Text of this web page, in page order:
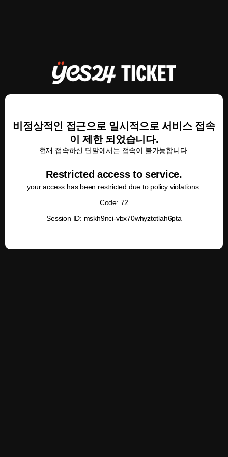
비정상적인 접근으로 일시적으로 서비스 접속
이 제한 되었습니다.
현재 접속하신 단말에서는 접속이 불가능합니다.
Restricted access to service.
your access has been restricted due to policy violations.
Code: 72
Session ID: mskh9nci-vbx70whyztotlah6pta